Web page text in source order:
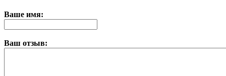
Ваше имя:
Ваш отзыв: